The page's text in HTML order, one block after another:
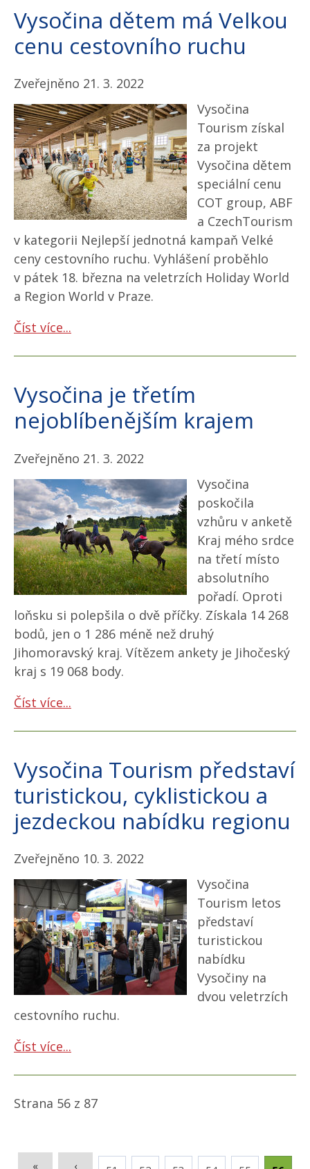
Vysočina dětem má Velkou
cenu cestovního ruchu
Zveřejněno 21. 3. 2022
Vysočina
Tourism získal
za projekt
Vysočina dětem
speciální cenu
COT group, ABF
a CzechTourism
v kategorii Nejlepší jednotná kampaň Velké
ceny cestovního ruchu. Vyhlášení proběhlo
v pátek 18. března na veletrzích Holiday World
a Region World v Praze.
Číst více...
Vysočina je třetím
nejoblíbenějším krajem
Zveřejněno 21. 3. 2022
Vysočina
poskočila
vzhůru v anketě
Kraj mého srdce
na třetí místo
absolutního
pořadí. Oproti
loňsku si polepšila o dvě příčky. Získala 14 268
bodů, jen o 1 286 méně než druhý
Jihomoravský kraj. Vítězem ankety je Jihočeský
kraj s 19 068 body.
Číst více...
Vysočina Tourism představí
turistickou, cyklistickou a
jezdeckou nabídku regionu
Zveřejněno 10. 3. 2022
Vysočina
Tourism letos
představí
turistickou
nabídku
Vysočiny na
dvou veletrzích
cestovního ruchu.
Číst více...
Strana 56 z 87
« ‹